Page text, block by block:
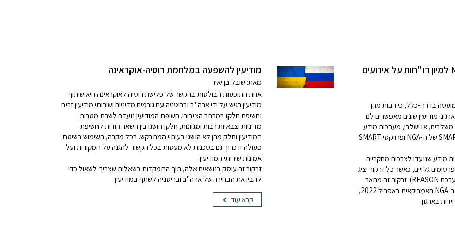
מערכת SMAPS: מערכת NLP למיון דו"חות על אירועים
בדרך-כלל, כי רבות מהן
מודיעין שונים מאפשרים לנו
משלבים, או ישלבו, מערכות מידע
ייעודיות בעבודתם. לדוגמה, מערכת SMAPS של ה-NGA ופרויקטי SMART
מידע שנועדו לצרכים מחקריים
גלויים, כאשר כל זרקור יציג
מערכת אחת (הזרקור הראשון עסק במערכת REASON). זרקור זה מתאר
את מערכת SMAPS, שנכנסה לשימוש ב-NGA האמריקאית באפריל 2022,
בארגון.
מודיעין להשפעה במלחמת רוסיה-אוקראינה
מאת: שובל בן יאיר
אחת התופעות הבולטות בהקשר של פלישת רוסיה לאוקראינה היא שיתוף
מודיעין רגיש על ידי ארה"ב ובריטניה עם גורמים מדיניים ושירותי מודיעין זרים
וחשיפת חלקו במרחב הציבורי. חשיפת המודיעין נועדה לשרת מטרות
מדיניות וצבאיות רבות ומגוונות, חלקן הושגו בין השאר הודות לחשיפת
המודיעין וחלק מהן לא הושגו בעיתוי המתבקש. בכל מקרה, השימוש בשיטת
פעולה זו כרוך גם בסכנות לא מעטות בכל הקשור להגנה על המקורות ועל
אמינות שירותי המודיעין.
זרקור זה עוסק בנושאים אלה, תוך התמקדות בשאלות שצריך לשאול כדי
להבין את הבחירה של ארה"ב ובריטניה לשתף במודיעין.
קרא עוד